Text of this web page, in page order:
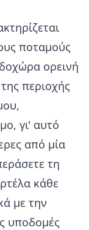
ποταμούς
ορεινή
περιοχής
γι' αυτό
από μία
τη
κάθε
με την
υποδομές